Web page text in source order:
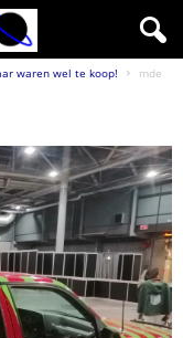
waren wel te koop! mde